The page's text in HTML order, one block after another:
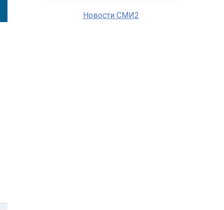
Новости СМИ2